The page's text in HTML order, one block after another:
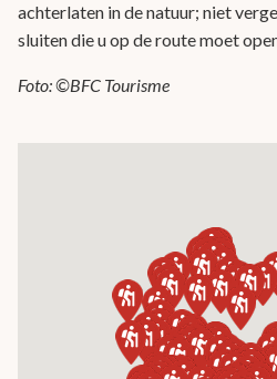
achterlaten in de natuur; niet
sluiten die u op de route moet
Foto: ©BFC Tourisme